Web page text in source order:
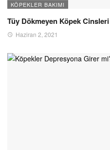
KÖPEKLER BAKIMI
Tüy Dökmeyen Köpek
Haziran 2, 2021